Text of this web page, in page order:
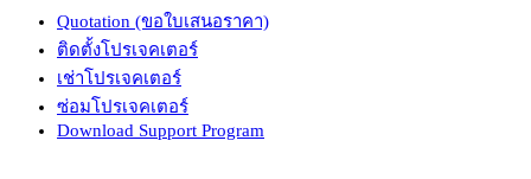
Quotation (ขอใบเสนอราคา)
ติดตั้งโปรเจคเตอร์
เช่าโปรเจคเตอร์
ซ่อมโปรเจคเตอร์
Download Support Program